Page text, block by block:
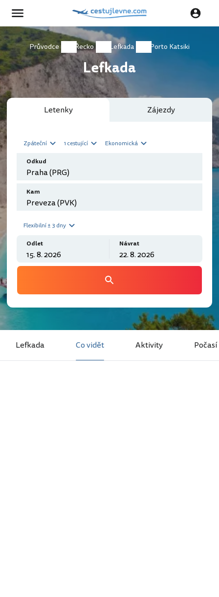
Průvodce Řecko Lefkada Porto Katsiki
Lefkada
Letenky Zájezdy
Zpáteční 1 cestující Ekonomická
Odkud
Kam
Flexibilní ± 3 dny
Odlet Návrat
Lefkada Co vidět Aktivity Počasí